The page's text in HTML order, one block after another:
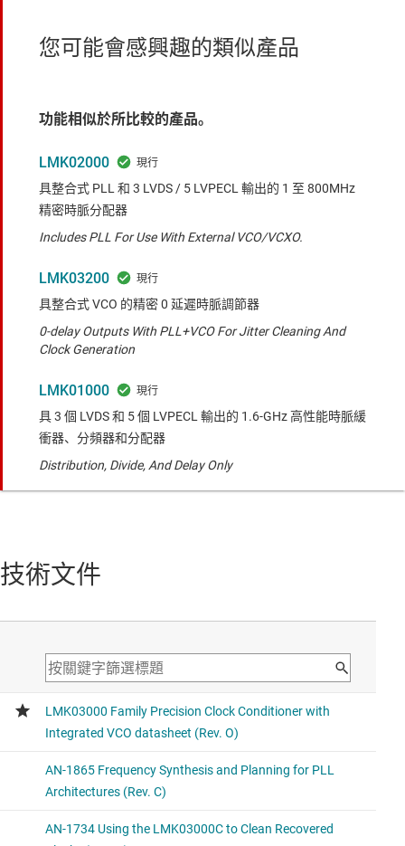
您可能會感興趣的類似產品
功能相似於所比較的產品。
LMK02000
具整合式 PLL 和 3 LVDS / 5 LVPECL 輸出的 1 至 800MHz
精密時脈分配器
Includes PLL For Use With External VCO/VCXO.
LMK03200
具整合式 VCO 的精密 0 延遲時脈調節器
0-delay Outputs With PLL+VCO For Jitter Cleaning And
Clock Generation
LMK01000
具 3 個 LVDS 和 5 個 LVPECL 輸出的 1.6-GHz 高性能時脈緩
衝器、分頻器和分配器
Distribution, Divide, And Delay Only
技術文件